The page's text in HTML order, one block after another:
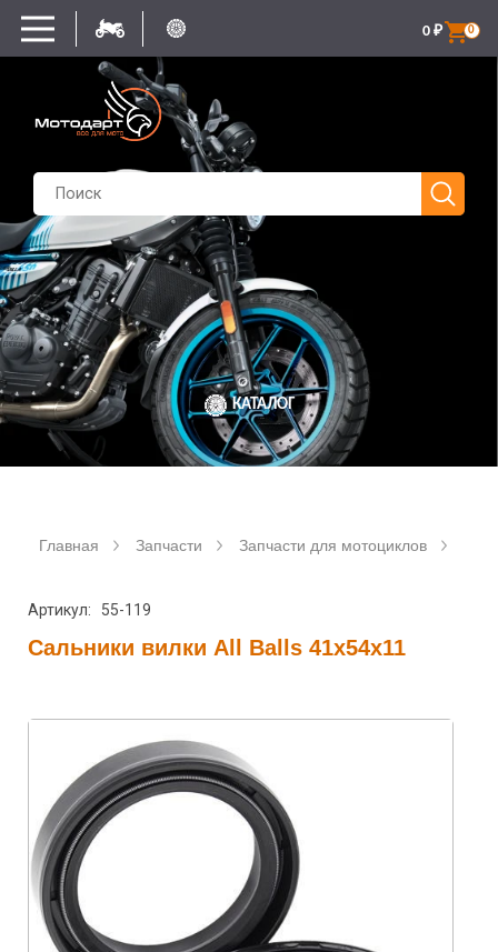
0
0 ₽
КАТАЛОГ
Главная Запчасти Запчасти для мотоциклов
Артикул: 55-119
Сальники вилки All Balls 41x54x11